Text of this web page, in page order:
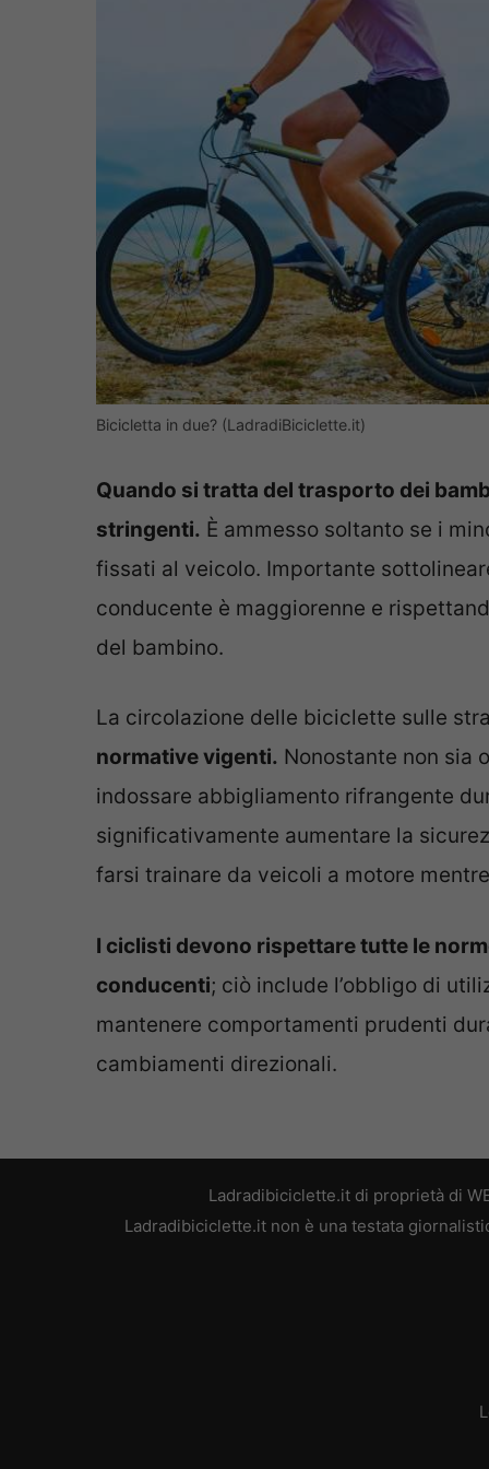
Bicicletta in due? (LadradiBiciclette.it)
Quando si tratta del trasporto dei
stringenti. È ammesso soltanto se i
fissati al veicolo. Importante
conducente è maggiorenne e
del bambino.
La circolazione delle biciclette sulle
normative vigenti. Nonostante non sia
indossare abbigliamento rifrangente
significativamente aumentare la
farsi trainare da veicoli a motore
I ciclisti devono rispettare tutte le
conducenti; ciò include l’obbligo di
mantenere comportamenti prudenti
cambiamenti direzionali.
Ladradibiciclette.it di proprietà di
Ladradibiciclette.it non è una testata